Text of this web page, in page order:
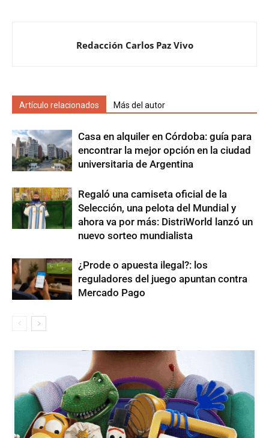
Redacción Carlos Paz Vivo
Artículo relacionados Más del autor
Casa en alquiler en Córdoba: guía para
encontrar la mejor opción en la ciudad
universitaria de Argentina
Regaló una camiseta oficial de la
Selección, una pelota del Mundial y
ahora va por más: DistriWorld lanzó un
nuevo sorteo mundialista
¿Prode o apuesta ilegal?: los
reguladores del juego apuntan contra
Mercado Pago